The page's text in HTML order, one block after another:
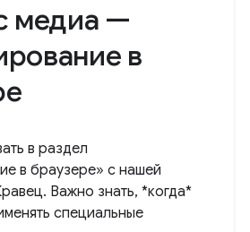
медиа —
в
в раздел
в браузере» с нашей
Важно знать, *когда*
специальные